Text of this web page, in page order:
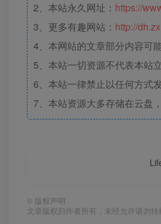
2、本站永久网址： https://
3、更多有趣网站： http://
4、本网站的文章部分内容可
5、本站一切资源不代表本站
6、本站一律禁止以任何方式
7、本站资源大多存储在云盘
© 版权声明
文章版权归作者所有，未经允许请勿转